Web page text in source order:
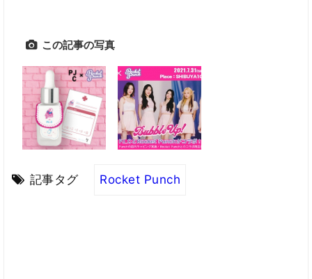
この記事の写真
記事タグ Rocket Punch